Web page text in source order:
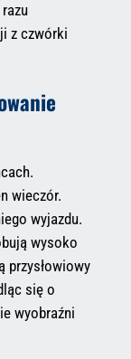
z czwórki
wieczór.
wyjazdu.
wysoko
przysłowiowy
się o
wyobraźni